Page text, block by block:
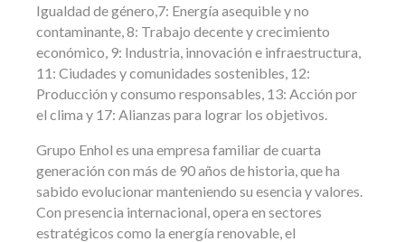
Igualdad de género,7: Energía asequible y no
contaminante, 8: Trabajo decente y crecimiento
económico, 9: Industria, innovación e infraestructura,
11: Ciudades y comunidades sostenibles, 12:
Producción y consumo responsables, 13: Acción por
el clima y 17: Alianzas para lograr los objetivos.
Grupo Enhol es una empresa familiar de cuarta
generación con más de 90 años de historia, que ha
sabido evolucionar manteniendo su esencia y valores.
Con presencia internacional, opera en sectores
estratégicos como la energía renovable, el